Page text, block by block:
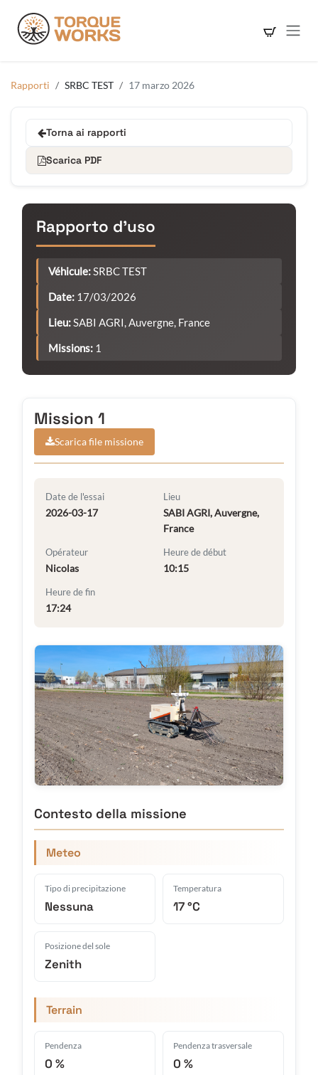
Rapporti SRBC TEST 17 marzo 2026
Torna ai rapporti
Scarica PDF
Rapporto d'uso
Véhicule:SRBC TEST
Date: 17/03/2026
Lieu:SABI AGRI, Auvergne, France
Missions: 1
Mission 1
Scarica file missione
Date de l'essai
2026-03-17
Lieu
SABI AGRI, Auvergne,
France
Opérateur
Nicolas
Heure de début
10:15
Heure de fin
17:24
Contesto della missione
Meteo
Tipo di precipitazione
Nessuna
Temperatura
17 °C
Posizione del sole
Zenith
Terrain
Pendenza
0 %
Pendenza trasversale
0 %